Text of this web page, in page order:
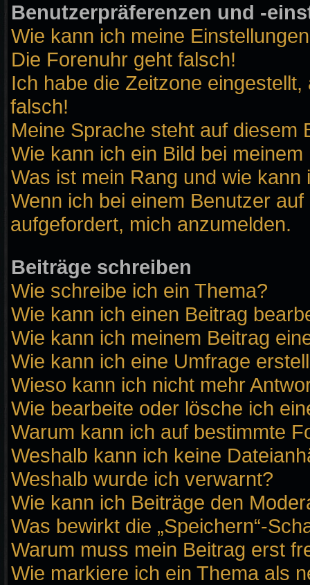
Benutzerpräferenzen und -
Wie kann ich meine
Die Forenuhr geht falsch!
Ich habe die Zeitzone
falsch!
Meine Sprache steht auf diesem
Wie kann ich ein Bild bei
Was ist mein Rang und wie kann
Wenn ich bei einem Benutzer
aufgefordert, mich anzumelden.
Beiträge schreiben
Wie schreibe ich ein Thema?
Wie kann ich einen Beitrag
Wie kann ich meinem Beitrag
Wie kann ich eine Umfrage
Wieso kann ich nicht mehr
Wie bearbeite oder lösche ich
Warum kann ich auf bestimmte
Weshalb kann ich keine
Weshalb wurde ich verwarnt?
Wie kann ich Beiträge den
Was bewirkt die „Speichern“-
Warum muss mein Beitrag erst
Wie markiere ich ein Thema als